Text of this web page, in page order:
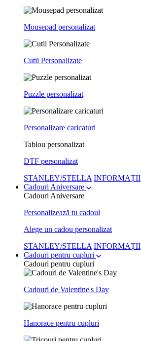
Mousepad personalizat
Cutii Personalizate
Puzzle personalizat
Personalizare caricaturi
Tablou personalizat
DTF personalizat
STANLEY/STELLA INFORMAȚII
Cadouri Aniversare
Cadouri Aniversare
Personalizează tu cadoul
Alege un cadou personalizat
STANLEY/STELLA INFORMAȚII
Cadouri pentru cupluri
Cadouri pentru cupluri
Cadouri de Valentine's Day
Hanorace pentru cupluri